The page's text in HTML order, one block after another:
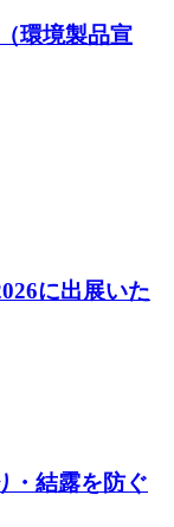
環境製品宣
に出展いた
・結露を防ぐ